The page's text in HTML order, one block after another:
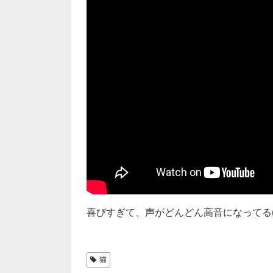
喜びすぎて、声がどんどん高音になってる
猫